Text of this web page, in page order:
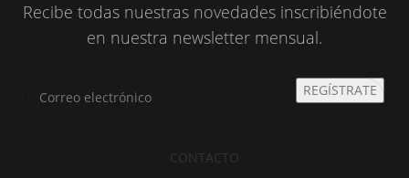
Recibe todas nuestras novedades inscribiéndote
en nuestra newsletter mensual.
REGÍSTRATE
CONTACTO